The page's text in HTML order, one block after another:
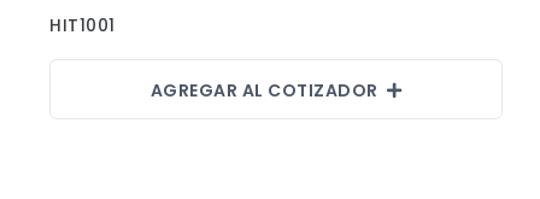
HIT1001
AGREGAR AL COTIZADOR